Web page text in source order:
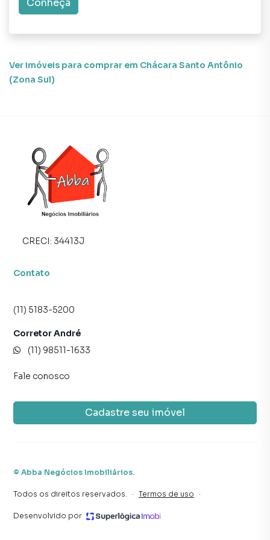
preparada para atender proprietários e inquilinos.
Conheça
Ver imóveis para comprar em Chácara Santo Antônio
(Zona Sul)
CRECI: 34413J
Contato
(11) 5183-5200
Corretor André
(11) 98511-1633
Fale conosco
Cadastre seu imóvel
© Abba Negócios Imobiliários.
Todos os direitos reservados. · Termos de uso ·
Desenvolvido por